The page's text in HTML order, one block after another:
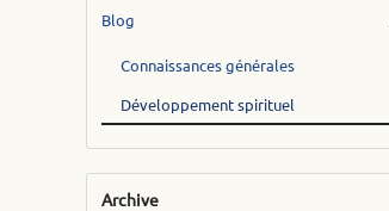
Blog
Connaissances générales
Développement spirituel
Archive